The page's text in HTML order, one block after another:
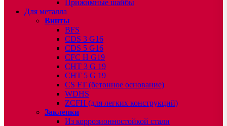
Прижимные шайбы
Для металла
Винты
BFS
CDS 3 G16
CDS 5 G16
CFC H G19
CHT 3 G 19
CHT 5 G 19
CS FT (бетонное основание)
WDHS
ZCFH (для легких конструкций)
Заклепки
Из коррозионностойкой стали